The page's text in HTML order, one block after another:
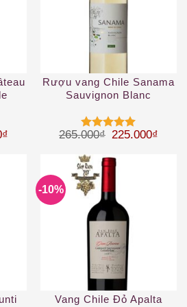
là: 640.000₫.
₫ Giá hiện tại là: 570.000₫.
Rượu vang Chile Sanama
Sauvignon Blanc
Được xếp
sao
265.000₫ Giá gốc là:
225.000₫
-10%
Vang Chile Đỏ Apalta